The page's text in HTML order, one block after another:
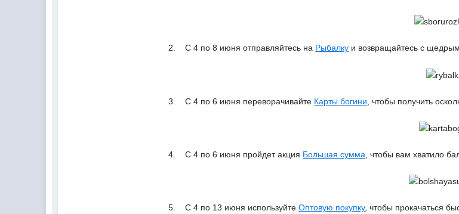
2. С 4 по 8 июня отправляйтесь на Рыбалку и возвращайтесь с
3. С 4 по 6 июня переворачивайте Карты богини , чтобы получить
4. С 4 по 6 июня пройдет акция Большая сумма , чтобы вам хватило
5. С 4 по 13 июня используйтеОптовую покупку, чтобы прокачаться